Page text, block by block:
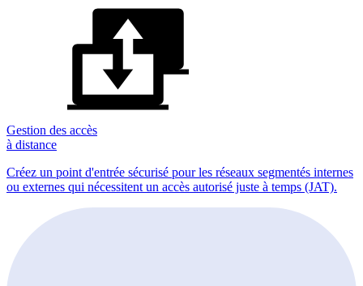
Gestion des accès
à distance
Créez un point d'entrée sécurisé pour les réseaux segmentés internes
ou externes qui nécessitent un accès autorisé juste à temps (JAT).